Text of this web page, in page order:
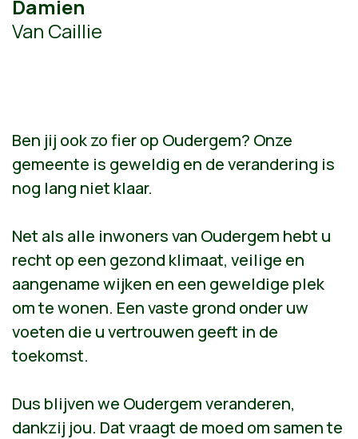
Damien
Van Caillie
Ben jij ook zo fier op Oudergem? Onze
gemeente is geweldig en de verandering is
nog lang niet klaar.
Net als alle inwoners van Oudergem hebt u
recht op een gezond klimaat, veilige en
aangename wijken en een geweldige plek
om te wonen. Een vaste grond onder uw
voeten die u vertrouwen geeft in de
toekomst.
Dus blijven we Oudergem veranderen,
dankzij jou. Dat vraagt de moed om samen te